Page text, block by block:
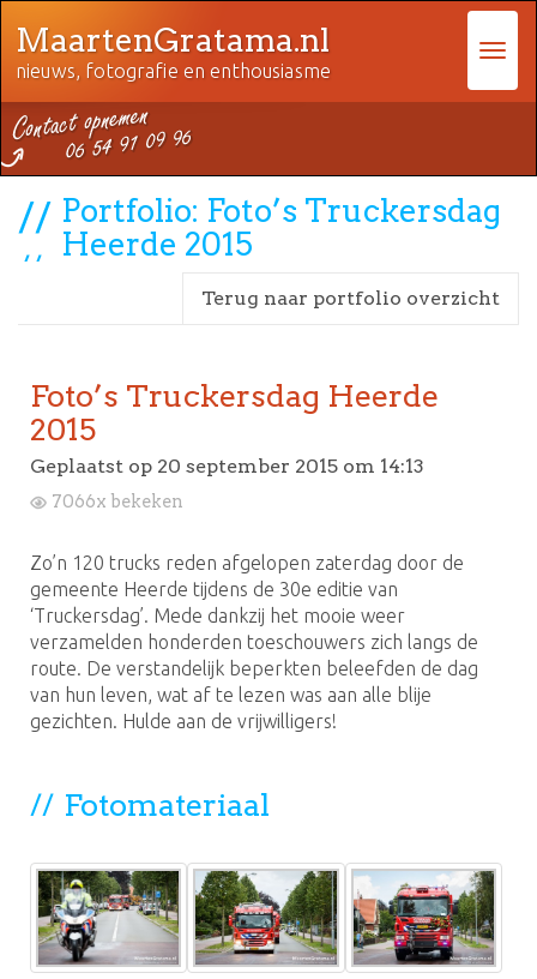
MaartenGratama.nl
nieuws, fotografie en enthousiasme
Portfolio: Foto’s Truckersdag
Heerde 2015
Terug naar portfolio overzicht
Foto’s Truckersdag Heerde
2015
Geplaatst op 20 september 2015 om 14:13
7066x bekeken
Zo’n 120 trucks reden afgelopen zaterdag door de
gemeente Heerde tijdens de 30e editie van
‘Truckersdag’. Mede dankzij het mooie weer
verzamelden honderden toeschouwers zich langs de
route. De verstandelijk beperkten beleefden de dag
van hun leven, wat af te lezen was aan alle blije
gezichten. Hulde aan de vrijwilligers!
Fotomateriaal